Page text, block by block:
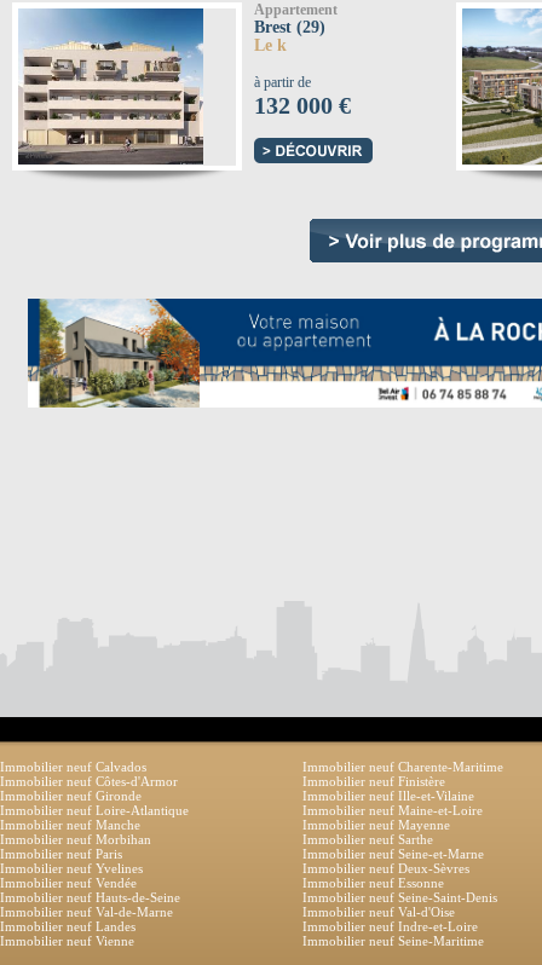
Appartement
Brest (29)
Le k
à partir de
132 000 €
Immobilier neuf Calvados
Immobilier neuf Charente-Maritime
Immobilier neuf Côtes-d'Armor
Immobilier neuf Finistère
Immobilier neuf Gironde
Immobilier neuf Ille-et-Vilaine
Immobilier neuf Loire-Atlantique
Immobilier neuf Maine-et-Loire
Immobilier neuf Manche
Immobilier neuf Mayenne
Immobilier neuf Morbihan
Immobilier neuf Sarthe
Immobilier neuf Paris
Immobilier neuf Seine-et-Marne
Immobilier neuf Yvelines
Immobilier neuf Deux-Sèvres
Immobilier neuf Vendée
Immobilier neuf Essonne
Immobilier neuf Hauts-de-Seine
Immobilier neuf Seine-Saint-Denis
Immobilier neuf Val-de-Marne
Immobilier neuf Val-d'Oise
Immobilier neuf Landes
Immobilier neuf Indre-et-Loire
Immobilier neuf Vienne
Immobilier neuf Seine-Maritime